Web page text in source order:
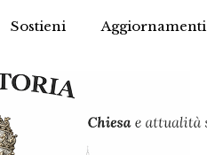
Sostieni Aggiornamenti